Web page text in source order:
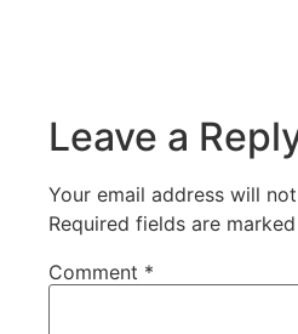
Leave a
Your email address will
Required fields are marked
Comment *